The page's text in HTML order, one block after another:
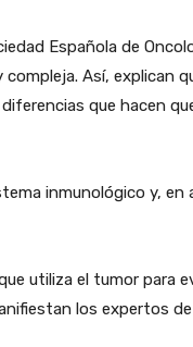
Española de
Así, explican
que hacen
inmunológico y,
utiliza el tumor para
los expertos de